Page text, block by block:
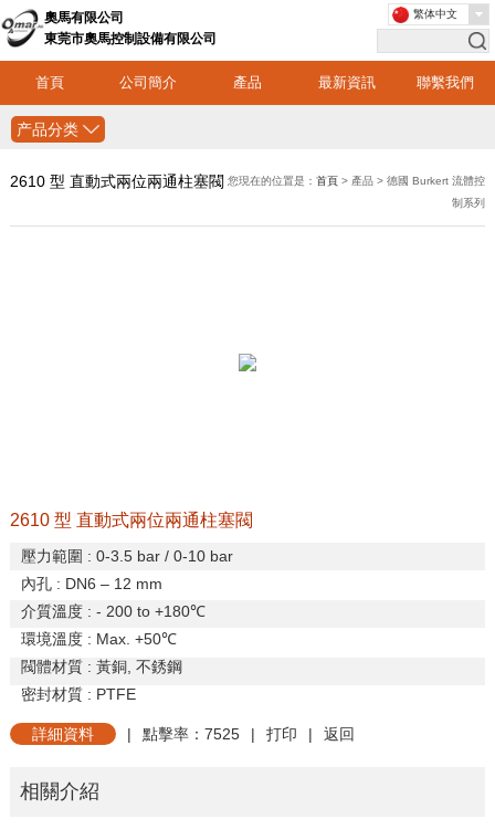
奧馬有限公司
東莞市奧馬控制設備有限公司
首頁 公司簡介 產品 最新資訊 聯繫我們
繁体中文
产品分类
2610 型 直動式兩位兩通柱塞閥 您現在的位置是：首頁 > 產品 > 德國 Burkert 流體控
制系列
2610 型 直動式兩位兩通柱塞閥
壓力範圍 : 0-3.5 bar / 0-10 bar
內孔: DN6 – 12 mm
介質溫度: - 200 to +180℃
環境溫度: Max. +50℃
閥體材質: 黃銅, 不銹鋼
密封材質: PTFE
詳細資料 | 點擊率：7525 | 打印 | 返回
相關介紹